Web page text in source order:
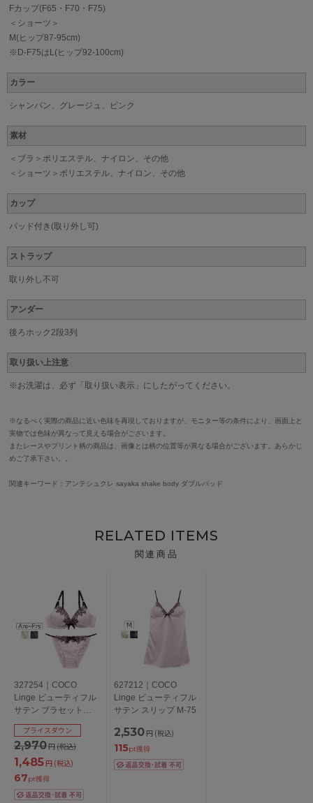
Fカップ(F65・F70・F75)
＜ショーツ＞
M(ヒップ87-95cm)
※D-F75はL(ヒップ92-100cm)
カラー
シャンパン、グレージュ、ピンク
素材
＜ブラ＞ポリエステル、ナイロン、その他
＜ショーツ＞ポリエステル、ナイロン、その他
カップ
パッド付き(取り外し可)
ストラップ
取り外し不可
アンダー
後ろホック2段3列
取り扱い上注意
※お洗濯は、必ず「取り扱い表示」にしたがってください。
※なるべく実際の商品に近い色味を再現しておりますが、モニター等の条件により、画面上と
実物では色味が異なって見える場合がございます。
またレースやプリント柄の商品は、画像とは柄の位置等が異なる場合がございます。あらかじ
めご了承下さい。。
関連キーワード：アンテシュクレ sayaka shake body ダブルパッド
RELATED ITEMS
関連商品
327254｜COCO
Linge ビューティフル
サテン ブラセット
ABCDEFカップ アン
ダー 65/70/75cm
2,970円(税込)
プライスダウン
1,485円 (税込)
67pt獲得
627212｜COCO
Linge ビューティフル
サテン スリップ M-75
2,530 円 (税込)
115pt獲得